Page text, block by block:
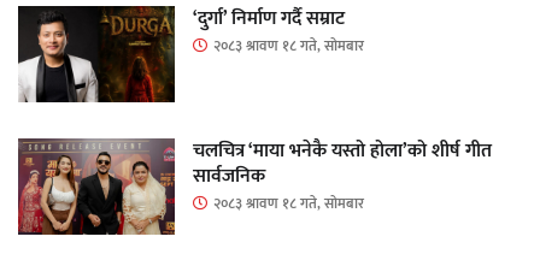
‘दुर्गा’ निर्माण गर्दै सम्राट
२०८३ श्रावण १८ गते, सोमबार
चलचित्र ‘माया भनेकै यस्तो होला’को शीर्ष गीत
सार्वजनिक
२०८३ श्रावण १८ गते, सोमबार